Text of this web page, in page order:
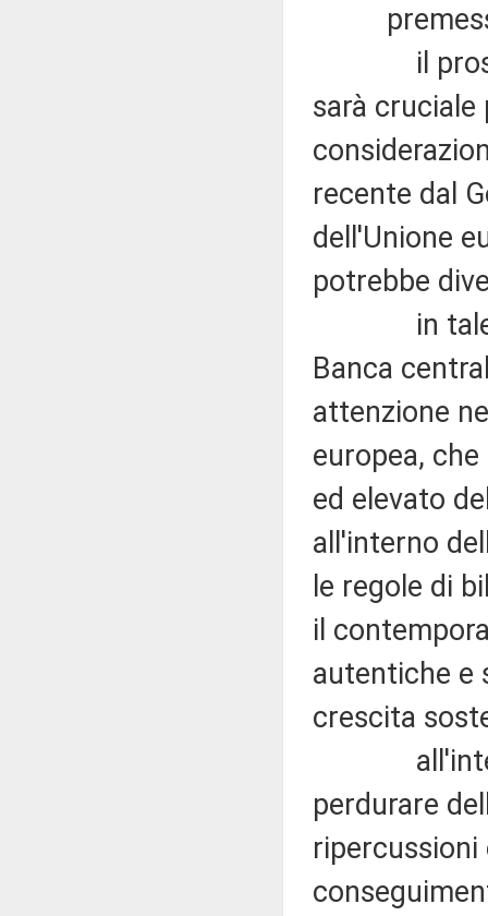
il
sarà cruciale
recente dal
dell'Unione
potrebbe
in tale
Banca
attenzione
europea,
ed elevato
all'interno
le regole di
il
autentiche e
crescita
all'interno
perdurare